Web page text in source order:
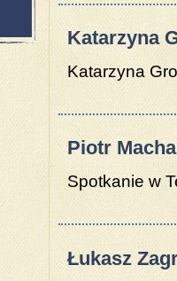
Katarzyna
Katarzyna
Piotr
Spotkanie w
Łukasz